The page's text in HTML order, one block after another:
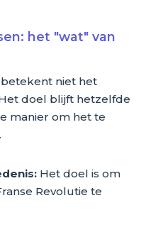
het "wat" van
niet het
doel blijft hetzelfde
manier om het te
Het doel is om
Revolutie te